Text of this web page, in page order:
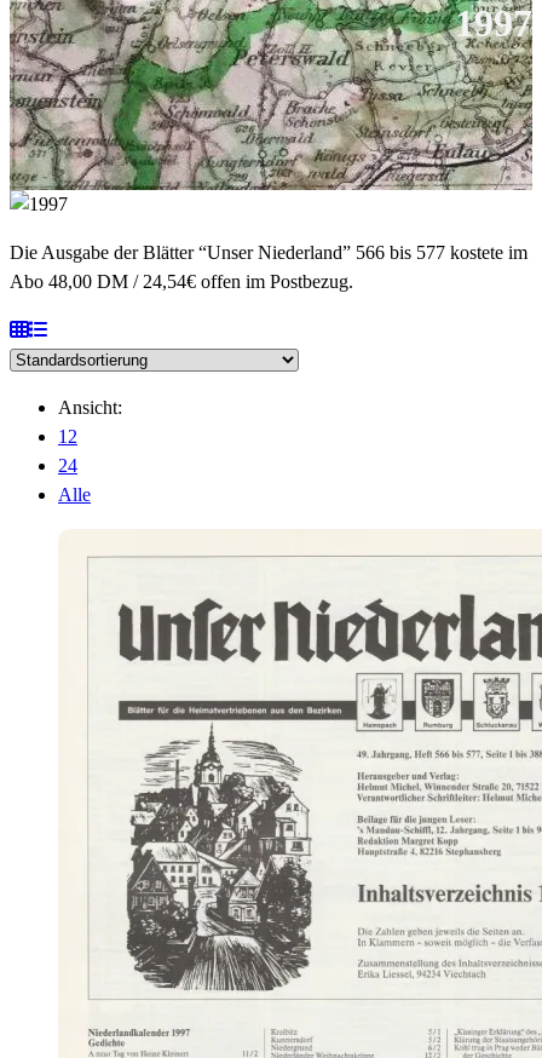
durchsuchen
1997
Die Ausgabe der Blätter “Unser Niederland” 566 bis 577 kostete im
Abo 48,00 DM / 24,54€ offen im Postbezug.
Ansicht:
12
24
Alle